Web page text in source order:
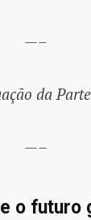
—–
da
—–
o futuro